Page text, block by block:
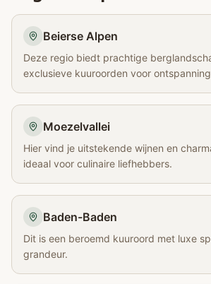
Beierse Alpen
Deze regio biedt prachtige
exclusieve kuuroorden voor
Moezelvallei
Hier vind je uitstekende wijnen en
ideaal voor culinaire liefhebbers.
Baden-Baden
Dit is een beroemd kuuroord met luxe
grandeur.